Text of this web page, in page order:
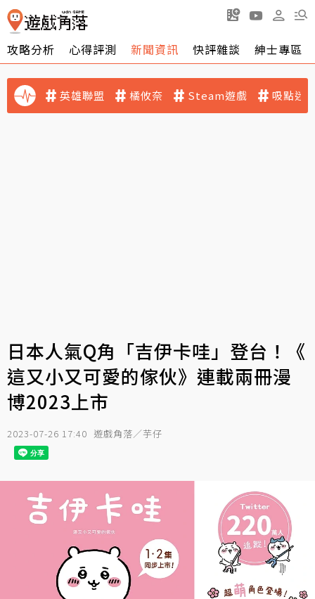
攻略分析 心得評測 新聞資訊 快評雜談 紳士專區
英雄聯盟 橘攸奈 Steam遊戲 吸點迷
日本人氣Q角「吉伊卡哇」登台！《
這又小又可愛的傢伙》連載兩冊漫
博2023上市
2023-07-26 17:40 遊戲角落／芋仔